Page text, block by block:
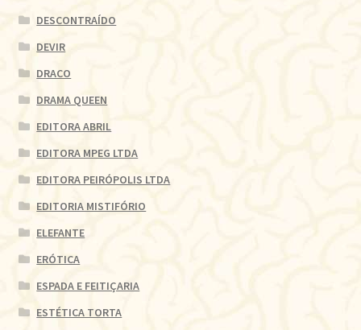
DESCONTRAÍDO
DEVIR
DRACO
DRAMA QUEEN
EDITORA ABRIL
EDITORA MPEG LTDA
EDITORA PEIRÓPOLIS LTDA
EDITORIA MISTIFÓRIO
ELEFANTE
ERÓTICA
ESPADA E FEITIÇARIA
ESTÉTICA TORTA